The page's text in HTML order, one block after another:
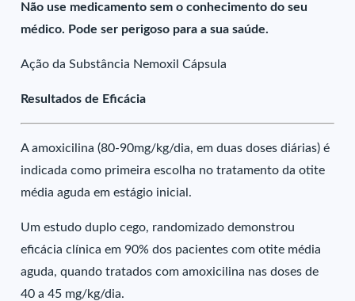
Não use medicamento sem o conhecimento do seu
médico. Pode ser perigoso para a sua saúde.
Ação da Substância Nemoxil Cápsula
Resultados de Eficácia
A amoxicilina (80-90mg/kg/dia, em duas doses diárias) é
indicada como primeira escolha no tratamento da otite
média aguda em estágio inicial.
Um estudo duplo cego, randomizado demonstrou
eficácia clínica em 90% dos pacientes com otite média
aguda, quando tratados com amoxicilina nas doses de
40 a 45 mg/kg/dia.